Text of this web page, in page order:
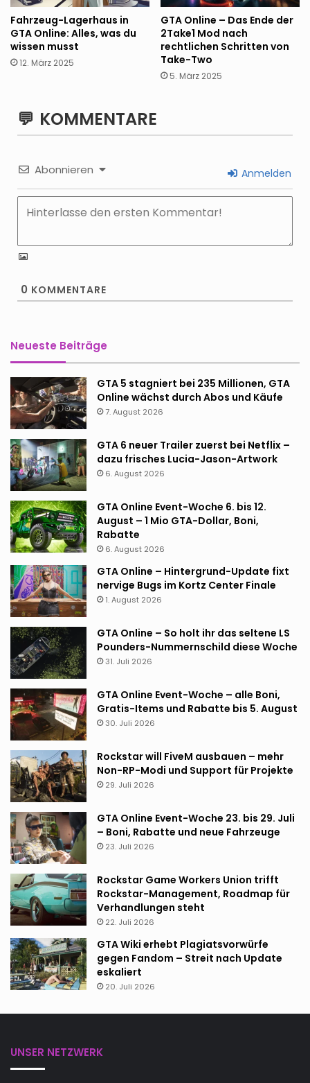
Fahrzeug-Lagerhaus in
GTA Online: Alles, was du
wissen musst
12. März 2025
GTA Online – Das Ende der
2Take1 Mod nach
rechtlichen Schritten von
Take-Two
5. März 2025
KOMMENTARE
Abonnieren Anmelden
0 KOMMENTARE
Neueste Beiträge
GTA 5 stagniert bei 235 Millionen, GTA
Online wächst durch Abos und Käufe
7. August 2026
GTA 6 neuer Trailer zuerst bei Netflix –
dazu frisches Lucia-Jason-Artwork
6. August 2026
GTA Online Event-Woche 6. bis 12.
August – 1 Mio GTA-Dollar, Boni,
Rabatte
6. August 2026
GTA Online – Hintergrund-Update fixt
nervige Bugs im Kortz Center Finale
1. August 2026
GTA Online – So holt ihr das seltene LS
Pounders-Nummernschild diese Woche
31. Juli 2026
GTA Online Event-Woche – alle Boni,
Gratis-Items und Rabatte bis 5. August
30. Juli 2026
Rockstar will FiveM ausbauen – mehr
Non-RP-Modi und Support für Projekte
29. Juli 2026
GTA Online Event-Woche 23. bis 29. Juli
– Boni, Rabatte und neue Fahrzeuge
23. Juli 2026
Rockstar Game Workers Union trifft
Rockstar-Management, Roadmap für
Verhandlungen steht
22. Juli 2026
GTA Wiki erhebt Plagiatsvorwürfe
gegen Fandom – Streit nach Update
eskaliert
20. Juli 2026
UNSER NETZWERK